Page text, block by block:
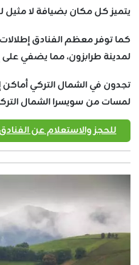
يتميز كل مكان بضيافة لا
كما توفر معظم الفنادق إطلالات
لمدينة طرابزون، مما يضفي على
تجدون في الشمال التركي أماكن
لمسات من سويسرا الشمال
للحجز والاستعلام عن